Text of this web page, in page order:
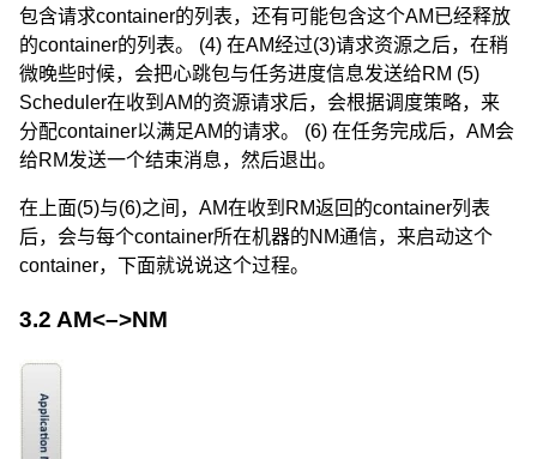
包含请求container的列表，还有可能包含这个AM已经释放
的container的列表。 (4) 在AM经过(3)请求资源之后，在稍
微晚些时候，会把心跳包与任务进度信息发送给RM (5)
Scheduler在收到AM的资源请求后，会根据调度策略，来
分配container以满足AM的请求。 (6) 在任务完成后，AM会
给RM发送一个结束消息，然后退出。
在上面(5)与(6)之间，AM在收到RM返回的container列表
后，会与每个container所在机器的NM通信，来启动这个
container，下面就说说这个过程。
3.2 AM<–>NM